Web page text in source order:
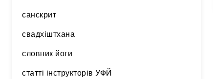
санскрит
свадхіштхана
словник йоги
статті інструкторів УФЙ